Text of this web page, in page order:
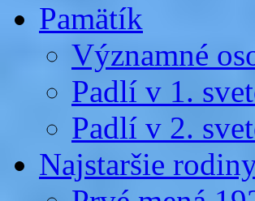
Pamätík
Významné
Padlí v 1.
Padlí v 2.
Najstaršie